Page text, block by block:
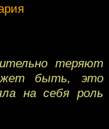
теряют
быть, это
на себя роль